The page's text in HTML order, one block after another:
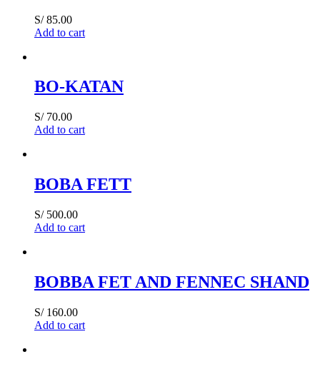
S/85.00
Add to cart
BO-KATAN
S/70.00
Add to cart
BOBA FETT
S/500.00
Add to cart
BOBBA FET AND FENNEC SHAND
S/160.00
Add to cart